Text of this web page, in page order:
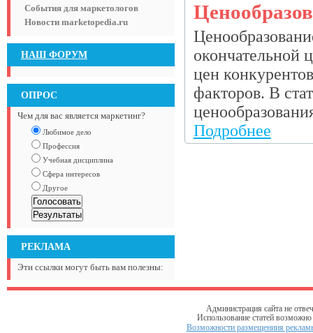
События для маркетологов
Новости marketopedia.ru
НАШ ФОРУМ
ОПРОС
Чем для вас является маркетинг?
Любимое дело
Профессия
Учебная дисциплина
Сфера интересов
Другое
РЕКЛАМА
Эти ссылки могут быть вам полезны:
окончательной
цен
факторов. В
Подробнее
Администрация сайта не
Использование статей
Возможности размещениия